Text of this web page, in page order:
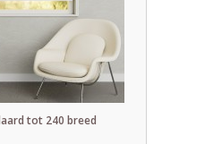
tot 240 breed